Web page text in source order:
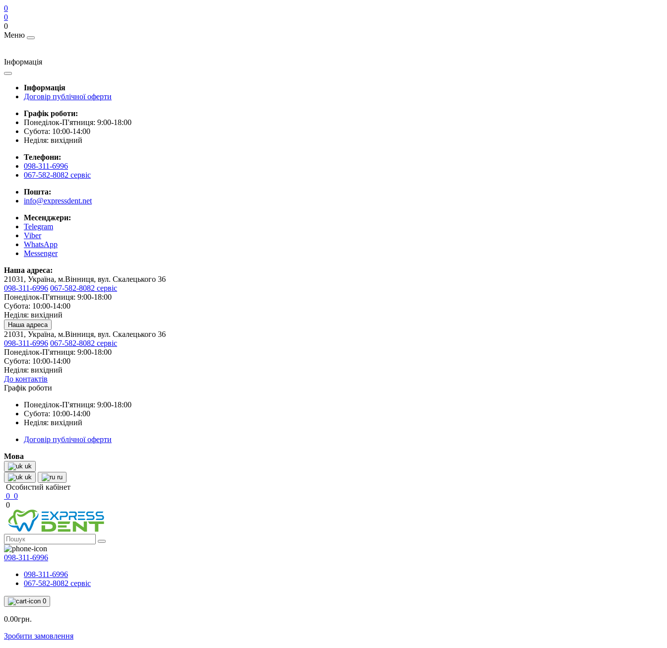
0
0
0
Меню
Інформація
Інформація
Договір публічної оферти
Графік роботи:
Понеділок-П'ятниця: 9:00-18:00
Субота: 10:00-14:00
Неділя: вихідний
Телефони:
098-311-6996
067-582-8082 сервіс
Пошта:
info@expressdent.net
Месенджери:
Telegram
Viber
WhatsApp
Messenger
Наша адреса:
21031, Україна, м.Вінниця, вул. Скалецького 36
098-311-6996 067-582-8082 сервіс
Понеділок-П'ятниця: 9:00-18:00
Субота: 10:00-14:00
Неділя: вихідний
Наша адреса
21031, Україна, м.Вінниця, вул. Скалецького 36
098-311-6996 067-582-8082 сервіс
Понеділок-П'ятниця: 9:00-18:00
Субота: 10:00-14:00
Неділя: вихідний
До контактів
Графік роботи
Понеділок-П'ятниця: 9:00-18:00
Субота: 10:00-14:00
Неділя: вихідний
Договір публічної оферти
Мова
uk
uk
ru
Особистий кабінет
0 0
0
098-311-6996
098-311-6996
067-582-8082 сервіс
0
0.00грн.
Зробити замовлення